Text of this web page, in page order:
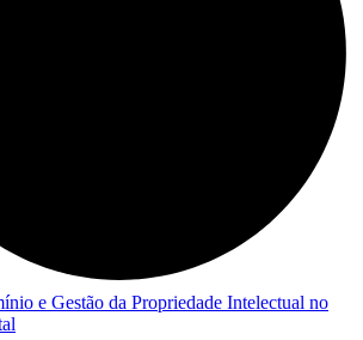
e Gestão da Propriedade Intelectual no